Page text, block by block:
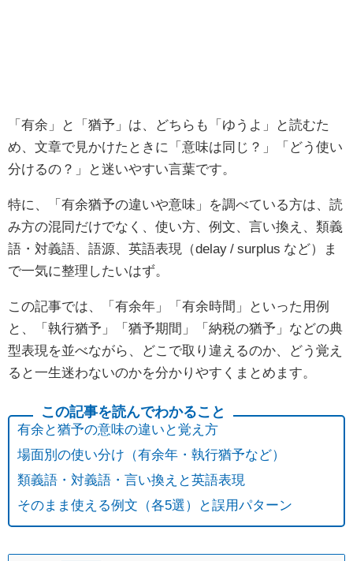
「有余」と「猶予」は、どちらも「ゆうよ」と読むた
め、文章で見かけたときに「意味は同じ？」「どう使い
分けるの？」と迷いやすい言葉です。
特に、「有余猶予の違いや意味」を調べている方は、読
み方の混同だけでなく、使い方、例文、言い換え、類義
語・対義語、語源、英語表現（delay / surplus など）ま
で一気に整理したいはず。
この記事では、「有余年」「有余時間」といった用例
と、「執行猶予」「猶予期間」「納税の猶予」などの典
型表現を並べながら、どこで取り違えるのか、どう覚え
ると一生迷わないのかを分かりやすくまとめます。
有余と猶予の意味の違いと覚え方
場面別の使い分け（有余年・執行猶予など）
類義語・対義語・言い換えと英語表現
そのまま使える例文（各5選）と誤用パターン